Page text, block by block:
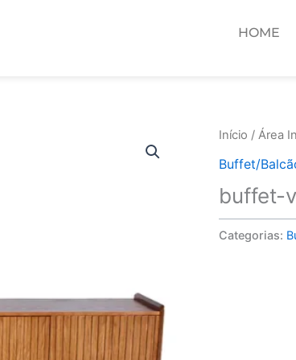
HOME
Início / Área
Buffet/
buffet-
Categorias: